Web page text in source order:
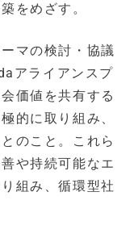
をめざす。
マの検討・協議
アライアンスプ
価値を共有する
的に取り組み、
のこと。これら
や持続可能なエ
組み、循環型社